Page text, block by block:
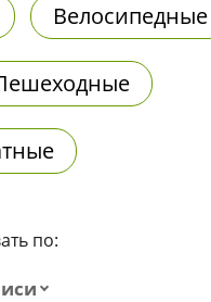
Велосипедные
по: